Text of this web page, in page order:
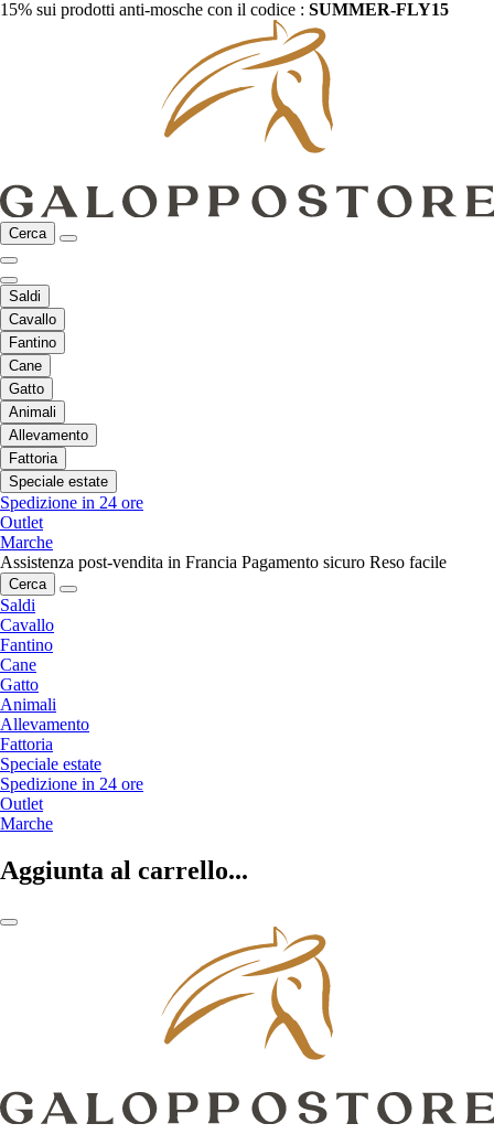
15% sui prodotti anti-mosche con il codice : SUMMER-FLY15
Cerca
Saldi
Cavallo
Fantino
Cane
Gatto
Animali
Allevamento
Fattoria
Speciale estate
Spedizione in 24 ore
Outlet
Marche
Assistenza post-vendita in Francia Pagamento sicuro Reso facile
Cerca
Saldi
Cavallo
Fantino
Cane
Gatto
Animali
Allevamento
Fattoria
Speciale estate
Spedizione in 24 ore
Outlet
Marche
Aggiunta al carrello...